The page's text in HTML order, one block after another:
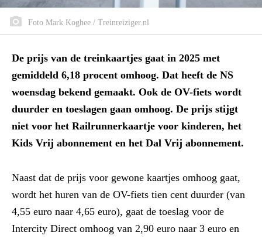
Foto Mark Koghee / Treinreiziger.nl
De prijs van de treinkaartjes gaat in 2025 met
gemiddeld 6,18 procent omhoog. Dat heeft de NS
woensdag bekend gemaakt. Ook de OV-fiets wordt
duurder en toeslagen gaan omhoog. De prijs stijgt
niet voor het Railrunnerkaartje voor kinderen, het
Kids Vrij abonnement en het Dal Vrij abonnement.
Naast dat de prijs voor gewone kaartjes omhoog gaat,
wordt het huren van de OV-fiets tien cent duurder (van
4,55 euro naar 4,65 euro), gaat de toeslag voor de
Intercity Direct omhoog van 2,90 euro naar 3 euro en